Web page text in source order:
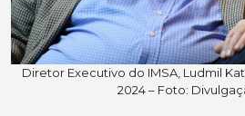
Diretor Executivo do IMSA, Ludmil
2024 – Foto: